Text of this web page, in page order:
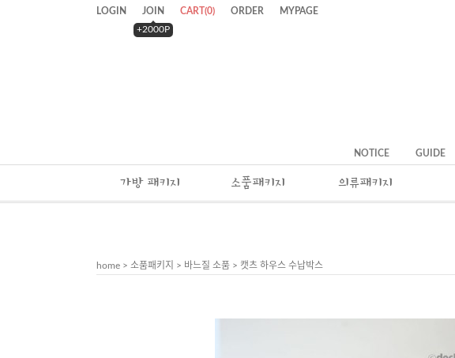
LOGIN
JOIN
+2000P
CART(0) ORDER MYPAGE
NOTICE GUIDE
가방 패키지 소품패키지 의류패키지
home > 소품패키지 > 바느질 소품 > 캣츠 하우스 수납박스